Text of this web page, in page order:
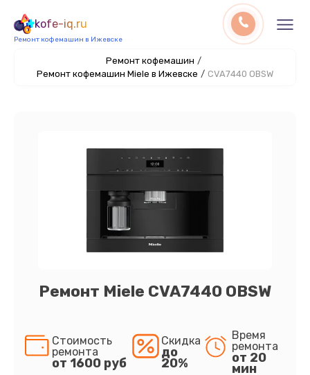
kofe-iq.ru
Ремонт кофемашин в Ижевске
Ремонт кофемашин /
Ремонт кофемашин Miele в Ижевске / CVA7440 OBSW
Ремонт Miele CVA7440 OBSW
Стоимость
ремонта
от 1600 руб
Скидка
до
20%
Время
ремонта
от 20
мин